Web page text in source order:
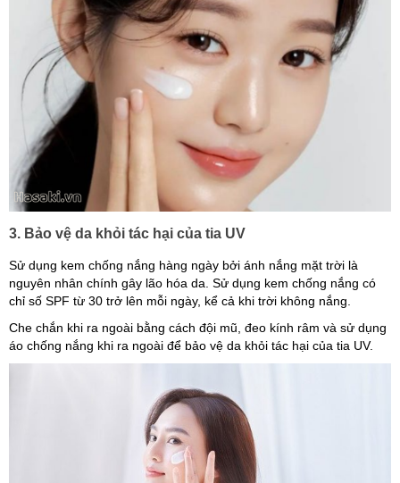
3. Bảo vệ da khỏi tác hại của tia UV
Sử dụng kem chống nắng hàng ngày bởi ánh nắng mặt trời là
nguyên nhân chính gây lão hóa da. Sử dụng kem chống nắng có
chỉ số SPF từ 30 trở lên mỗi ngày, kể cả khi trời không nắng.
Che chắn khi ra ngoài bằng cách đội mũ, đeo kính râm và sử dụng
áo chống nắng khi ra ngoài để bảo vệ da khỏi tác hại của tia UV.